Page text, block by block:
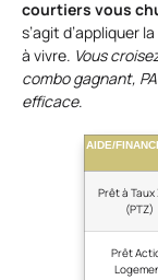
courtiers vous
s’agit d’appliquer
à vivre. Vous
combo gagnant,
efficace.
AIDE/
Prêt à Taux
(PTZ)
Prêt